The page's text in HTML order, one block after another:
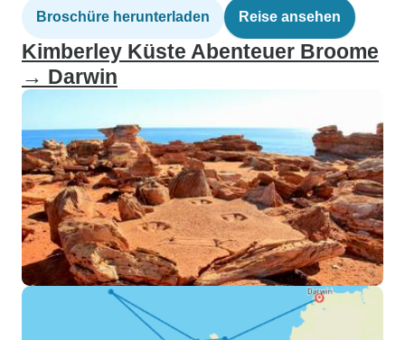
Broschüre herunterladen Reise ansehen
Kimberley Küste Abenteuer Broome
→ Darwin